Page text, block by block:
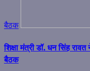
बैठक
शिक्षा मंत्री डॉ. धन सिंह
बैठक